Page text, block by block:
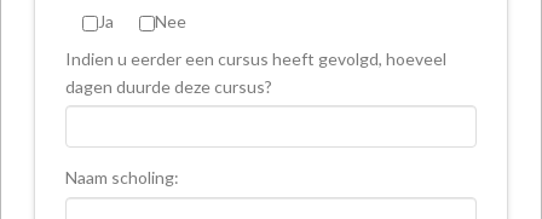
Ja
Nee
Indien u eerder een cursus heeft gevolgd, hoeveel
dagen duurde deze cursus?
Naam scholing: